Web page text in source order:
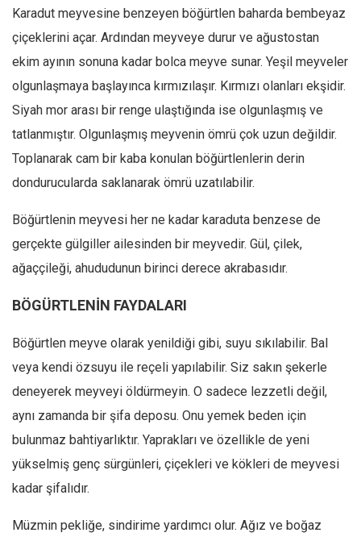
Kültür Sanat
Kitap
Karisi kitap sualleri
7 soruda bu hafta
Spor
Manzara
Gıda-Beslenme
Siyaset
Dünya
Avrupa
Asya
Afrika
İslam Dünyası
Amerika
Avustralya
Tarih
Karadut meyvesine benzeyen böğürtlen baharda bembeyaz
çiçeklerini açar. Ardından meyveye durur ve ağustostan
ekim ayının sonuna kadar bolca meyve sunar. Yeşil meyveler
olgunlaşmaya başlayınca kırmızılaşır. Kırmızı olanları ekşidir.
Siyah mor arası bir renge ulaştığında ise olgunlaşmış ve
tatlanmıştır. Olgunlaşmış meyvenin ömrü çok uzun değildir.
Toplanarak cam bir kaba konulan böğürtlenlerin derin
dondurucularda saklanarak ömrü uzatılabilir.
Böğürtlenin meyvesi her ne kadar karaduta benzese de
gerçekte gülgiller ailesinden bir meyvedir. Gül, çilek,
ağaççileği, ahududunun birinci derece akrabasıdır.
BÖGÜRTLENİN FAYDALARI
Böğürtlen meyve olarak yenildiği gibi, suyu sıkılabilir. Bal
veya kendi özsuyu ile reçeli yapılabilir. Siz sakın şekerle
deneyerek meyveyi öldürmeyin. O sadece lezzetli değil,
aynı zamanda bir şifa deposu. Onu yemek beden için
bulunmaz bahtiyarlıktır. Yaprakları ve özellikle de yeni
yükselmiş genç sürgünleri, çiçekleri ve kökleri de meyvesi
kadar şifalıdır.
Müzmin pekliğe, sindirime yardımcı olur. Ağız ve boğaz